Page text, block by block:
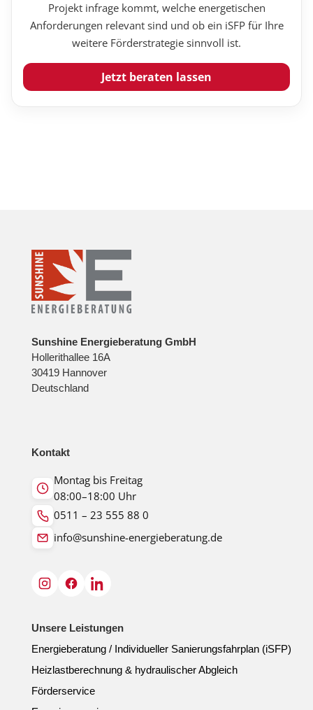
Projekt infrage kommt, welche energetischen
Anforderungen relevant sind und ob ein iSFP für Ihre
weitere Förderstrategie sinnvoll ist.
Jetzt beraten lassen
Sunshine Energieberatung GmbH
Hollerithallee 16A
30419 Hannover
Deutschland
Kontakt
Montag bis Freitag
08:00–18:00 Uhr
0511 – 23 555 88 0
info@sunshine-energieberatung.de
Unsere Leistungen
Energieberatung / Individueller Sanierungsfahrplan (iSFP)
Heizlastberechnung & hydraulischer Abgleich
Förderservice